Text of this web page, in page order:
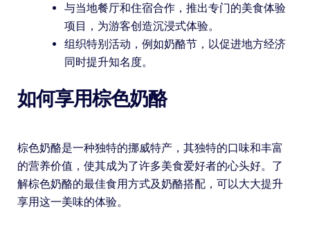
与当地餐厅和住宿合作，推出专门的美食体验
项目，为游客创造沉浸式体验。
组织特别活动，例如奶酪节，以促进地方经济
同时提升知名度。
如何享用棕色奶酪
棕色奶酪是一种独特的挪威特产，其独特的口味和丰富
的营养价值，使其成为了许多美食爱好者的心头好。了
解棕色奶酪的最佳食用方式及奶酪搭配，可以大大提升
享用这一美味的体验。